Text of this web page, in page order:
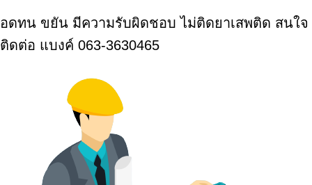
อดทน ขยัน มีความรับผิดชอบ ไม่ติดยาเสพติด สนใจ
ติดต่อ แบงค์ 063-3630465